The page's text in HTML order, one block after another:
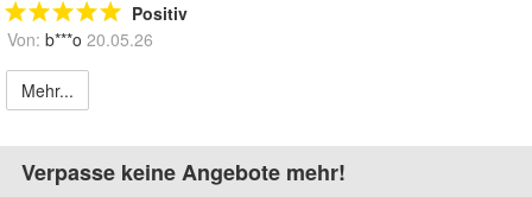
Positiv
Von: b***o 20.05.26
Mehr...
Verpasse keine Angebote mehr!